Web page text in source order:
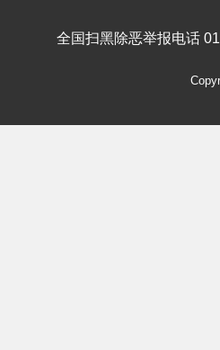
全国扫黑除恶举报电话